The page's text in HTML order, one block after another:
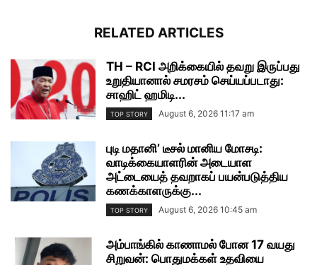
RELATED ARTICLES
TH – RCI அறிக்கையில் தவறு இருப்பது
உறுதியானால் சமரசம் செய்யப்படாது:
சாஹிட் ஹமிடி...
TOP STORY August 6, 2026 11:17 am
புடி மதானி’ டீசல் மானிய மோசடி:
வாடிக்கையாளரின் அடையாள
அட்டையைத் தவறாகப் பயன்படுத்திய
கணக்காளருக்கு...
TOP STORY August 6, 2026 10:45 am
அம்பாங்கில் காணாமல் போன 17 வயது
சிறுவன்: பொதுமக்கள் உதவியை